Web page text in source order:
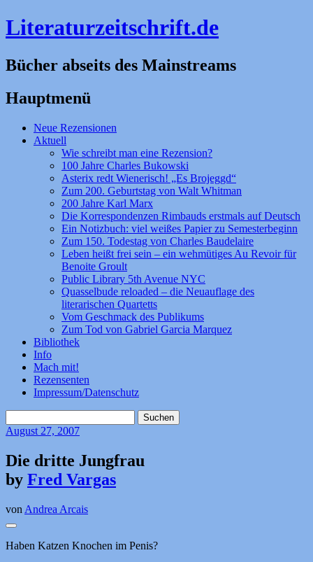
Literaturzeitschrift.de
Bücher abseits des Mainstreams
Hauptmenü
Zum
Inhalt
Neue Rezensionen
Aktuell
Wie schreibt man eine Rezension?
100 Jahre Charles Bukowski
Asterix redt Wienerisch! „Es Brojeggd“
Zum 200. Geburtstag von Walt Whitman
200 Jahre Karl Marx
Die Korrespondenzen Rimbauds erstmals auf Deutsch
Ein Notizbuch: viel weißes Papier zu Semesterbeginn
Zum 150. Todestag von Charles Baudelaire
Leben heißt frei sein – ein wehmütiges Au Revoir für
Benoite Groult
Public Library 5th Avenue NYC
Quasselbude reloaded – die Neuauflage des
literarischen Quartetts
Vom Geschmack des Publikums
Zum Tod von Gabriel Garcia Marquez
Bibliothek
Info
Mach mit!
Rezensenten
Impressum/Datenschutz
nach:
August 27, 2007
Die dritte Jungfrau
by Fred Vargas
von Andrea Arcais
Haben Katzen Knochen im Penis?